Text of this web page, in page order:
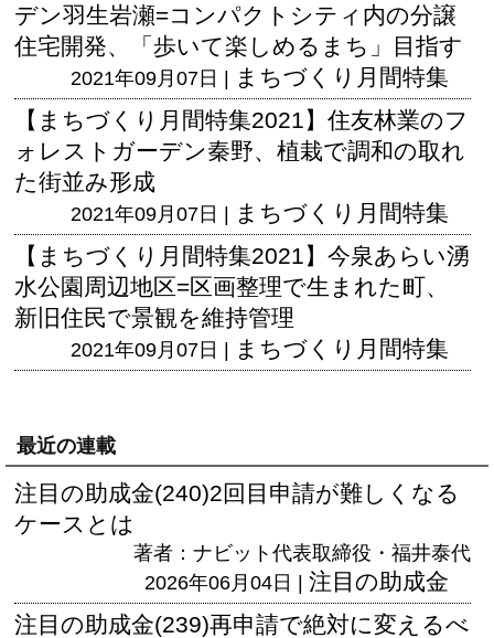
デン羽生岩瀬=コンパクトシティ内の分譲
住宅開発、「歩いて楽しめるまち」目指す
2021年09月07日 | まちづくり月間特集
【まちづくり月間特集2021】住友林業のフ
ォレストガーデン秦野、植栽で調和の取れ
た街並み形成
2021年09月07日 | まちづくり月間特集
【まちづくり月間特集2021】今泉あらい湧
水公園周辺地区=区画整理で生まれた町、
新旧住民で景観を維持管理
2021年09月07日 | まちづくり月間特集
最近の連載
注目の助成金(240)2回目申請が難しくなる
ケースとは
著者：ナビット代表取締役・福井泰代
2026年06月04日 | 注目の助成金
注目の助成金(239)再申請で絶対に変えるべ